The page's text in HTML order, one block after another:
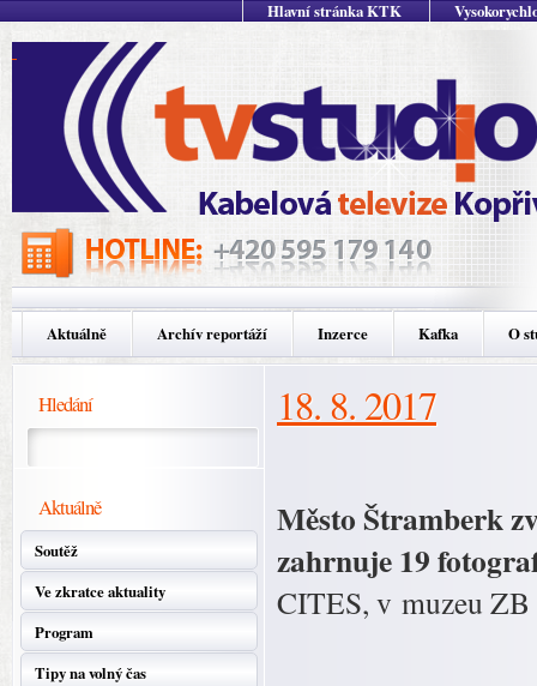
Hlavní stránka KTK
Aktuálně Archív reportáží Inzerce Kafka O
Hledání
Aktuálně
Soutěž
Ve zkratce aktuality
Program
Tipy na volný čas
18. 8. 2017
Město Štramberk
zahrnuje 19
CITES, v muzeu